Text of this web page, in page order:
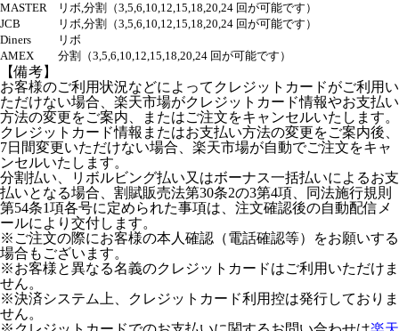
MASTER
リボ,分割（3,5,6,10,12,15,18,20,24 回が可能です）
JCB
リボ,分割（3,5,6,10,12,15,18,20,24 回が可能です）
Diners
リボ
AMEX
分割（3,5,6,10,12,15,18,20,24 回が可能です）
【備考】
お客様のご利用状況などによってクレジットカードがご利用い
ただけない場合、楽天市場がクレジットカード情報やお支払い
方法の変更をご案内、またはご注文をキャンセルいたします。
クレジットカード情報またはお支払い方法の変更をご案内後、
7日間変更いただけない場合、楽天市場が自動でご注文をキャ
ンセルいたします。
分割払い、リボルビング払い又はボーナス一括払いによるお支
払いとなる場合、割賦販売法第30条2の3第4項、同法施行規則
第54条1項各号に定められた事項は、注文確認後の自動配信メ
ールにより交付します。
※ご注文の際にお客様の本人確認（電話確認等）をお願いする
場合もございます。
※お客様と異なる名義のクレジットカードはご利用いただけま
せん。
※決済システム上、クレジットカード利用控は発行しておりま
せん。